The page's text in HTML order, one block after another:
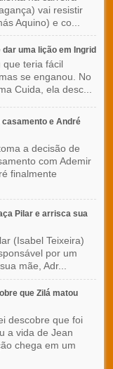
vai resistir
Aquino) e co...
uma lição em Ingrid
que teria fácil
se enganou. No
Cuida, ela desc...
e André
a decisão de
com Ademir
finalmente
Pilar e arrisca sua
(Isabel Teixeira)
por um
mãe, Adr...
que Zilá matou
descobre que foi
a vida de Jean
chega em um